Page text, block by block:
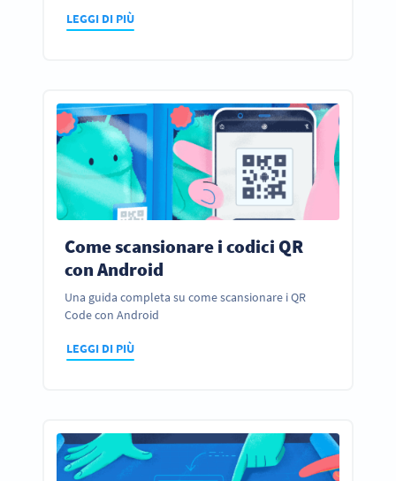
LEGGI DI PIÙ
Come scansionare i codici QR
con Android
Una guida completa su come scansionare i QR
Code con Android
LEGGI DI PIÙ